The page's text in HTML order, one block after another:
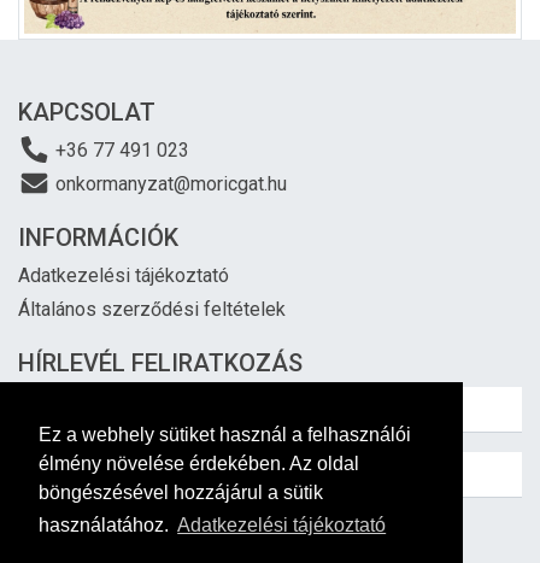
Ez a webhely sütiket használ a felhasználói
élmény növelése érdekében. Az oldal
böngészésével hozzájárul a sütik
használatához. Adatkezelési tájékoztató
KAPCSOLAT
+36 77 491 023
onkormanyzat@moricgat.hu
INFORMÁCIÓK
Adatkezelési tájékoztató
Általános szerződési feltételek
HÍRLEVÉL FELIRATKOZÁS
Feliratkozás